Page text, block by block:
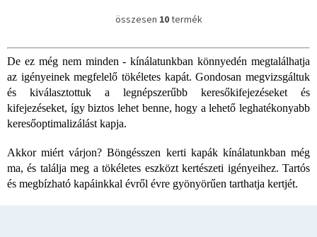
L
s
t
a
i
r
í
t
á
összesen 10termék
De ez még nem minden - kínálatunkban könnyedén megtalálhatja
az igényeinek megfelelő tökéletes kapát. Gondosan megvizsgáltuk
és kiválasztottuk a legnépszerűbb keresőkifejezéseket és
kifejezéseket, így biztos lehet benne, hogy a lehető leghatékonyabb
keresőoptimalizálást kapja.
Akkor miért várjon? Böngésszen kerti kapák kínálatunkban még
ma, és találja meg a tökéletes eszközt kertészeti igényeihez. Tartós
és megbízható kapáinkkal évről évre gyönyörűen tarthatja kertjét.